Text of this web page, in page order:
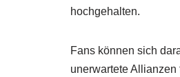
hochgehalten.
Fans können sich
unerwartete